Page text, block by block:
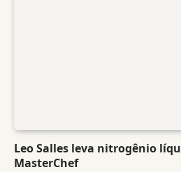
Leo Salles leva nitrogênio
MasterChef